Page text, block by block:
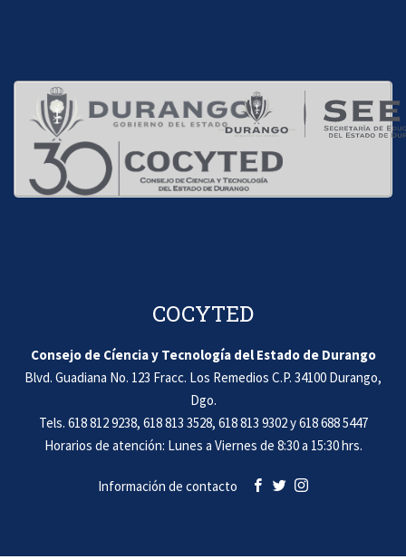
COCYTED
Consejo de Cíencia y Tecnología del Estado de Durango
Blvd. Guadiana No. 123 Fracc. Los Remedios C.P. 34100 Durango,
Dgo.
Tels. 618 812 9238, 618 813 3528, 618 813 9302 y 618 688 5447
Horarios de atención: Lunes a Viernes de 8:30 a 15:30 hrs.
Información de contacto